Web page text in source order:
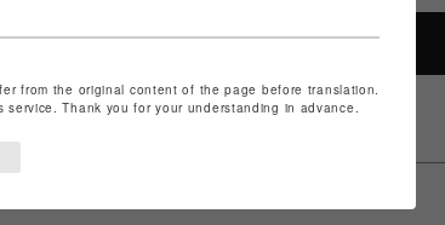
SHOP TOP
from the original content of the page before translation.
Thank you for your understanding in advance.